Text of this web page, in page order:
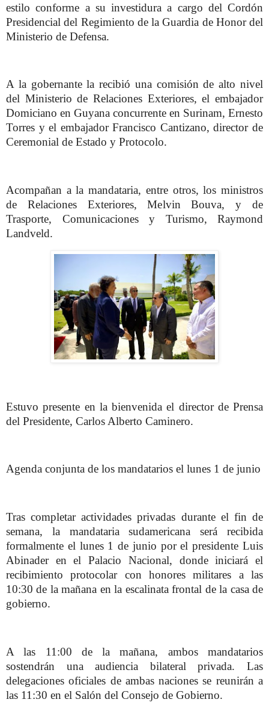
estilo conforme a su investidura a cargo del Cordón
Presidencial del Regimiento de la Guardia de Honor del
Ministerio de Defensa.
A la gobernante la recibió una comisión de alto nivel
del Ministerio de Relaciones Exteriores, el embajador
Domiciano en Guyana concurrente en Surinam, Ernesto
Torres y el embajador Francisco Cantizano, director de
Ceremonial de Estado y Protocolo.
Acompañan a la mandataria, entre otros, los ministros
de Relaciones Exteriores, Melvin Bouva, y de
Trasporte, Comunicaciones y Turismo, Raymond
Landveld.
Estuvo presente en la bienvenida el director de Prensa
del Presidente, Carlos Alberto Caminero.
Agenda conjunta de los mandatarios el lunes 1 de junio
Tras completar actividades privadas durante el fin de
semana, la mandataria sudamericana será recibida
formalmente el lunes 1 de junio por el presidente Luis
Abinader en el Palacio Nacional, donde iniciará el
recibimiento protocolar con honores militares a las
10:30 de la mañana en la escalinata frontal de la casa de
gobierno.
A las 11:00 de la mañana, ambos mandatarios
sostendrán una audiencia bilateral privada. Las
delegaciones oficiales de ambas naciones se reunirán a
las 11:30 en el Salón del Consejo de Gobierno.